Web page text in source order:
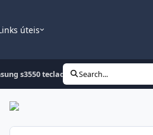
úteis
s3550 teclados travados...
Search...